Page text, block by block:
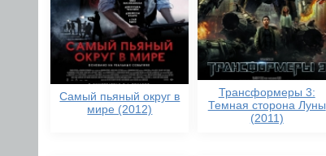
Самый пьяный округ в
мире (2012)
Трансформеры 3:
Темная сторона Луны
(2011)